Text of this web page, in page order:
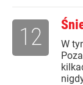
W
12